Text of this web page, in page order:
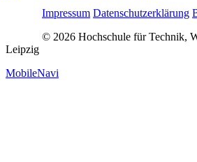
Impressum Datenschutzerklärung
© 2026 Hochschule für Technik,
Leipzig
MobileNavi